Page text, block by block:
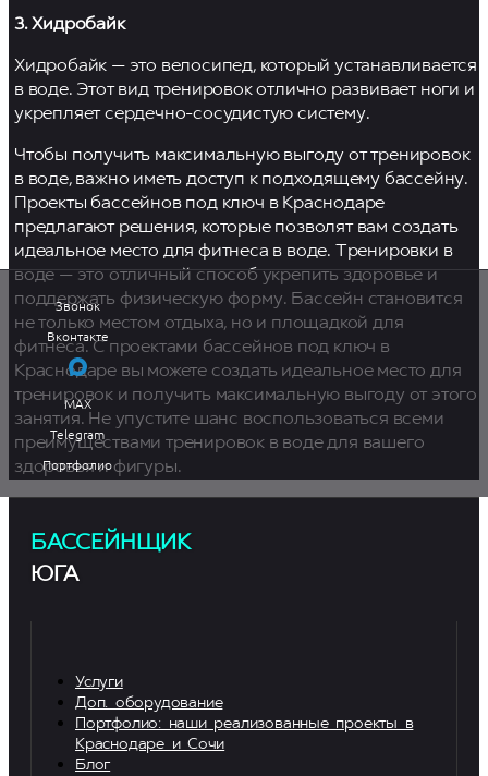
Звонок
Вконтакте
MAX
Telegram
Портфолио
3. Хидробайк
Хидробайк — это велосипед, который устанавливается
в воде. Этот вид тренировок отлично развивает ноги и
укрепляет сердечно-сосудистую систему.
Чтобы получить максимальную выгоду от тренировок
в воде, важно иметь доступ к подходящему бассейну.
Проекты бассейнов под ключ в Краснодаре
предлагают решения, которые позволят вам создать
идеальное место для фитнеса в воде. Тренировки в
воде — это отличный способ укрепить здоровье и
поддержать физическую форму. Бассейн становится
не только местом отдыха, но и площадкой для
фитнеса. С проектами бассейнов под ключ в
Краснодаре вы можете создать идеальное место для
тренировок и получить максимальную выгоду от этого
занятия. Не упустите шанс воспользоваться всеми
преимуществами тренировок в воде для вашего
здоровья и фигуры.
БАССЕЙНЩИК
ЮГА
Услуги
Доп. оборудование
Портфолио: наши реализованные проекты в
Краснодаре и Сочи
Блог
+7 (988) 385-94-04
Telegram